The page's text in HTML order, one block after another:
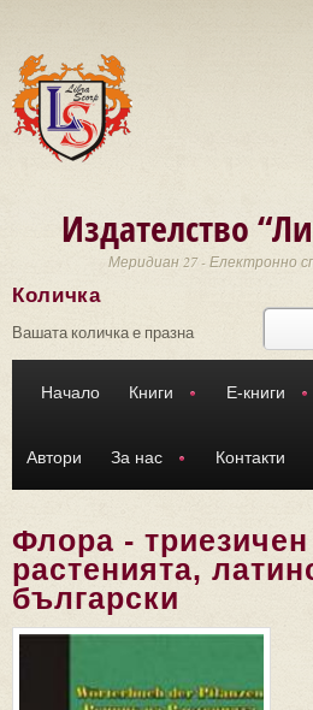
Издателство
Меридиан 27 - Електронно
Търси
Количка
Вашата количка е празна
Начало Книги Е-книги
Автори За нас Контакти
Флора -
растенията,
български